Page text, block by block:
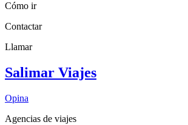
Cómo ir
Contactar
Llamar
Salimar Viajes
Opina
Agencias de viajes